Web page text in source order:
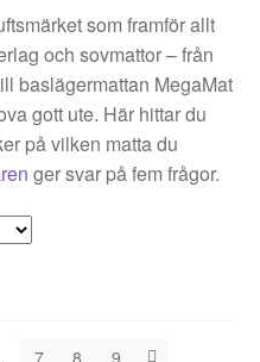
som framför allt
och sovmattor – från
baslägermattan MegaMat
gott ute. Här hittar du
på vilken matta du
ger svar på fem frågor.